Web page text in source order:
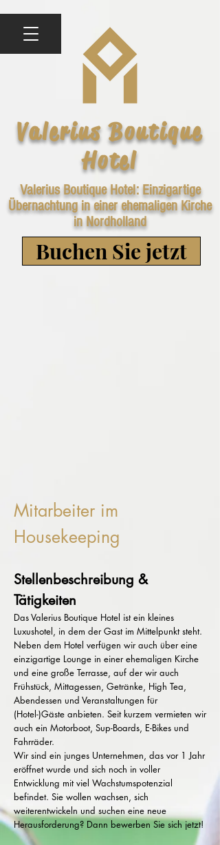
Buchen Sie jetzt
Valerius Boutique
Hotel
Valerius Boutique Hotel: Einzigartige
Übernachtung in einer ehemaligen Kirche
in Nordholland
Mitarbeiter im
Housekeeping
Stellenbeschreibung &
Tätigkeiten
Das Valerius Boutique Hotel ist ein kleines
Luxushotel, in dem der Gast im Mittelpunkt steht.
Neben dem Hotel verfügen wir auch über eine
einzigartige Lounge in einer ehemaligen Kirche
und eine große Terrasse, auf der wir auch
Frühstück, Mittagessen, Getränke, High Tea,
Abendessen und Veranstaltungen für
(Hotel-)Gäste anbieten. Seit kurzem vermieten wir
auch ein Motorboot, Sup-Boards, E-Bikes und
Fahrräder.
Wir sind ein junges Unternehmen, das vor 1 Jahr
eröffnet wurde und sich noch in voller
Entwicklung mit viel Wachstumspotenzial
befindet. Sie wollen wachsen, sich
weiterentwickeln und suchen eine neue
Herausforderung? Dann bewerben Sie sich jetzt!